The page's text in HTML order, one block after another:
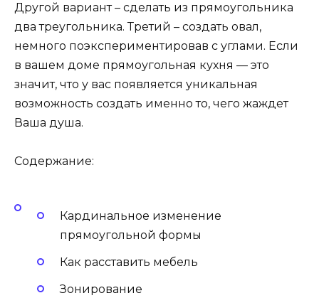
Другой вариант – сделать из прямоугольника
два треугольника. Третий – создать овал,
немного поэкспериментировав с углами. Если
в вашем доме прямоугольная кухня — это
значит, что у вас появляется уникальная
возможность создать именно то, чего жаждет
Ваша душа.
Содержание:
Кардинальное изменение
прямоугольной формы
Как расставить мебель
Зонирование